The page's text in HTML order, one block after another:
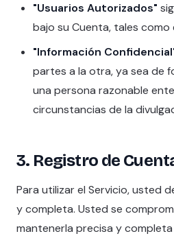
"Usuarios Autorizados"
bajo su Cuenta, tales
"Información
partes a la otra, ya sea de
una persona razonable
circunstancias de la
3. Registro de
Para utilizar el Servicio, usted
y completa. Usted se
mantenerla precisa y